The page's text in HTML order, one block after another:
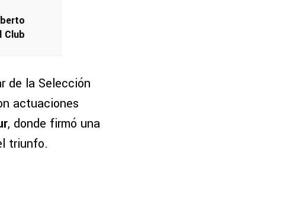
Club
de la Selección
actuaciones
, donde firmó una
triunfo.